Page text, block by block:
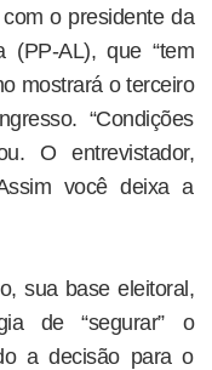
o presidente da
(PP-AL), que “tem
mostrará o terceiro
“Condições
O entrevistador,
você deixa a
sua base eleitoral,
de “segurar” o
a decisão para o